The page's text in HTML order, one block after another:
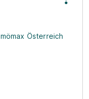
mömax Österreich